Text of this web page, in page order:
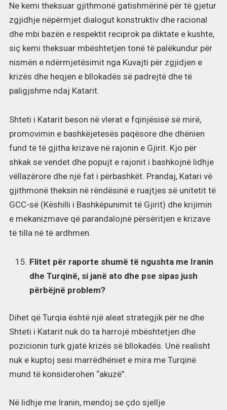
Ne kemi theksuar gjithmonë gatishmërinë për të gjetur
zgjidhje nëpërmjet dialogut konstruktiv dhe racional
dhe mbi bazën e respektit reciprok pa diktate e kushte,
siç kemi theksuar mbështetjen tonë të palëkundur për
nismën e ndërmjetësimit nga Kuvajti për zgjidjen e
krizës dhe heqjen e bllokadës së padrejtë dhe të
paligjshme ndaj Katarit.
Shteti i Katarit beson në vlerat e fqinjësisë së mirë,
promovimin e bashkëjetesës paqësore dhe dhënien
fund të të gjitha krizave në rajonin e Gjirit. Kjo për
shkak se vendet dhe popujt e rajonit i bashkojnë lidhje
vëllazërore dhe një fat i përbashkët. Prandaj, Katari vë
gjithmonë theksin në rëndësinë e ruajtjes së unitetit të
GCC-së (Këshilli i Bashkëpunimit të Gjirit) dhe krijimin
e mekanizmave që parandalojnë përsëritjen e krizave
të tilla në të ardhmen.
Flitet për raporte shumë të ngushta me Iranin
dhe Turqinë, si janë ato dhe pse sipas jush
përbëjnë problem?
Dihet që Turqia është një aleat strategjik për ne dhe
Shteti i Katarit nuk do ta harrojë mbështetjen dhe
pozicionin turk gjatë krizës së bllokadës. Unë realisht
nuk e kuptoj sesi marrëdhëniet e mira me Turqinë
mund të konsiderohen “akuzë”.
Në lidhje me Iranin, mendoj se çdo sjellje